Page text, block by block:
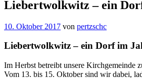
Liebertwolkwitz – ein
10. Oktober 2017 von pertzschc
Liebertwolkwitz – ein Dorf im
Im Herbst betreibt unsere Kirchgemeinde
Vom 13. bis 15. Oktober sind wir dabei,